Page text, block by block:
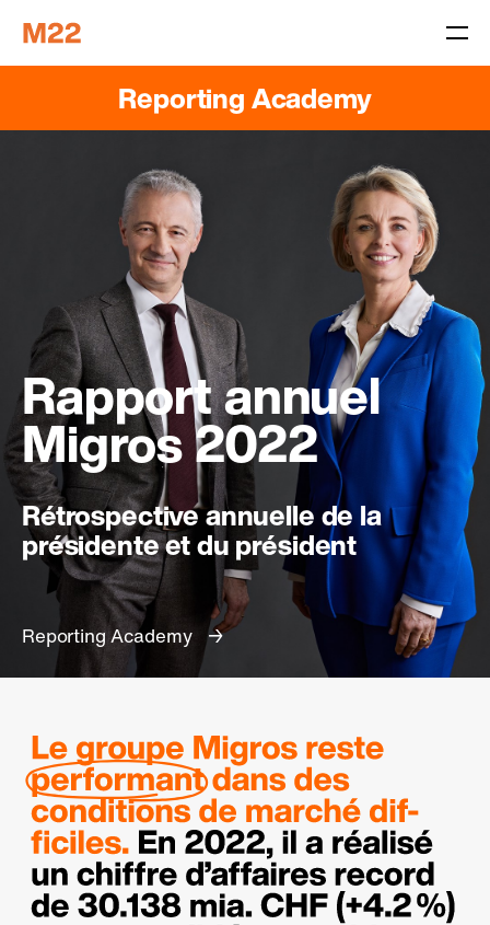
Reporting Academy
Rapport annuel
Migros 2022
Rétrospective annuelle de la
présidente et du président
Reporting Academy